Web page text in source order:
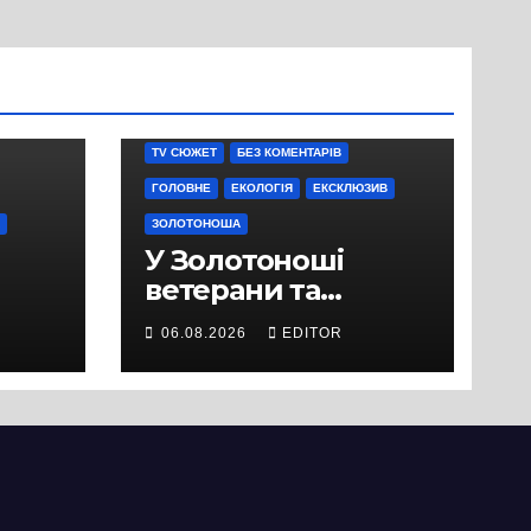
TV СЮЖЕТ БЕЗ КОМЕНТАРІВ
ГОЛОВНЕ ЕКОЛОГІЯ ЕКСКЛЮЗИВ
ЗОЛОТОНОША
У Золотоноші
ветерани та
місцеві жителі
вийшли на
протест до стін
06.08.2026 EDITOR